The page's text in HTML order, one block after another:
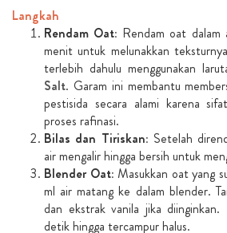
Langkah
Rendam Oat: Rendam oat dalam
menit untuk melunakkan
terlebih dahulu menggunakan
Salt. Garam ini membantu
pestisida secara alami karena
proses rafinasi.
Bilas dan Tiriskan: Setelah
air mengalir hingga bersih untuk
Blender Oat: Masukkan oat yang
ml air matang ke dalam blender.
dan ekstrak vanila jika
detik hingga tercampur halus.